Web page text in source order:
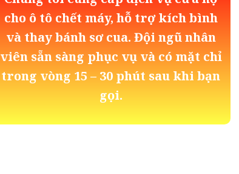
cho ô tô chết máy, hỗ trợ kích bình
và thay bánh sơ cua. Đội ngũ nhân
viên sẵn sàng phục vụ và có mặt chỉ
trong vòng 15 – 30 phút sau khi bạn
gọi.